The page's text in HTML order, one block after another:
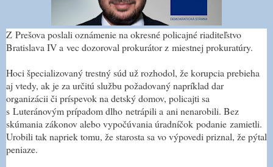
Z Prešova poslali oznámenie na okresné policajné riaditeľstvo
Bratislava IV a vec dozoroval prokurátor z miestnej prokuratúry.
Hoci špecializovaný trestný súd už rozhodol, že korupcia prebieha
aj vtedy, ak je za určitú službu požadovaný napríklad dar
organizácii či príspevok na detský domov, policajti sa
s Luteránovým prípadom dlho netrápili a ani nenarobili. Bez
skúmania zákonov alebo vypočúvania úradníčok podanie zamietli.
Urobili tak napriek tomu, že starosta sa vo výpovedi priznal, že pýtal
peniaze.